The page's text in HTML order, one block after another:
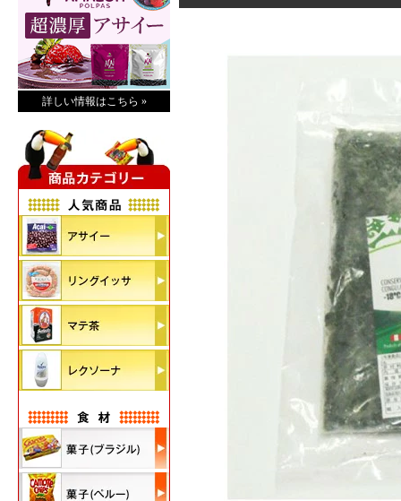
詳しい情報はこちら »